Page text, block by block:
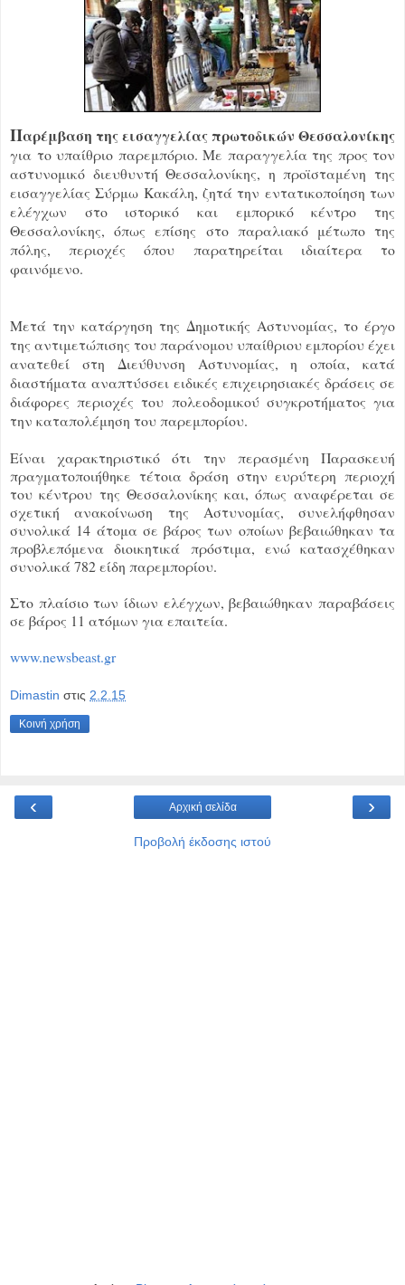
Παρέμβαση της εισαγγελίας πρωτοδικών Θεσσαλονίκης
για το υπαίθριο παρεμπόριο. Με παραγγελία της προς τον
αστυνομικό διευθυντή Θεσσαλονίκης, η προϊσταμένη της
εισαγγελίας Σύρμω Κακάλη, ζητά την εντατικοποίηση των
ελέγχων στο ιστορικό και εμπορικό κέντρο της
Θεσσαλονίκης, όπως επίσης στο παραλιακό μέτωπο της
πόλης, περιοχές όπου παρατηρείται ιδιαίτερα το
φαινόμενο.
Μετά την κατάργηση της Δημοτικής Αστυνομίας, το έργο
της αντιμετώπισης του παράνομου υπαίθριου εμπορίου έχει
ανατεθεί στη Διεύθυνση Αστυνομίας, η οποία, κατά
διαστήματα αναπτύσσει ειδικές επιχειρησιακές δράσεις σε
διάφορες περιοχές του πολεοδομικού συγκροτήματος για
την καταπολέμηση του παρεμπορίου.
Είναι χαρακτηριστικό ότι την περασμένη Παρασκευή
πραγματοποιήθηκε τέτοια δράση στην ευρύτερη περιοχή
του κέντρου της Θεσσαλονίκης και, όπως αναφέρεται σε
σχετική ανακοίνωση της Αστυνομίας, συνελήφθησαν
συνολικά 14 άτομα σε βάρος των οποίων βεβαιώθηκαν τα
προβλεπόμενα διοικητικά πρόστιμα, ενώ κατασχέθηκαν
συνολικά 782 είδη παρεμπορίου.
Στο πλαίσιο των ίδιων ελέγχων, βεβαιώθηκαν παραβάσεις
σε βάρος 11 ατόμων για επαιτεία.
www.newsbeast.gr
Dimastin στις 2.2.15
Κοινή χρήση
‹ ›
Αρχική σελίδα
Προβολή έκδοσης ιστού